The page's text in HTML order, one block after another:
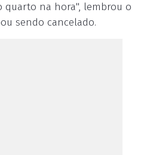
quarto na hora", lembrou o
sendo cancelado.